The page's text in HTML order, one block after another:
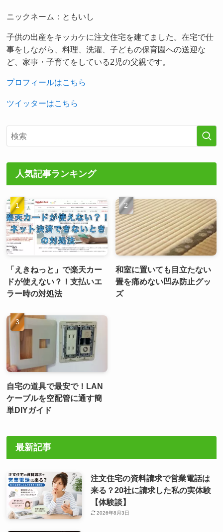
ニックネーム：ともいし
子供の出産をキッカケに注文住宅を建てました。在宅で仕
事をしながら、料理、洗濯、子どもの保育園への送迎な
ど、家事・子育てをしている2児の父親です。
プロフィールはこちら
ツイッターはこちら
人気記事ランキング
「えきねっと」で楽天カー
ドが使えない？！支払いエ
ラー時の対処法
和室に置いても目立たない
畳を痛めない凹み防止グッ
ズ
自宅の道具で最安で！LAN
ケーブルを空配管に通す簡
単DIYガイド
最新記事
注文住宅の資料請求で営業電話は
来る？20社に請求した私の実体験
【体験談】
2026年8月3日